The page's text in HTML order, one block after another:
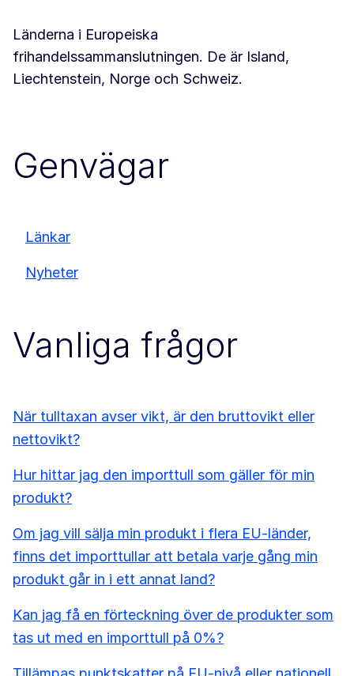
Länderna i Europeiska
frihandelssammanslutningen. De är Island,
Liechtenstein, Norge och Schweiz.
Genvägar
Länkar
Nyheter
Vanliga frågor
När tulltaxan avser vikt, är den bruttovikt eller
nettovikt?
Hur hittar jag den importtull som gäller för min
produkt?
Om jag vill sälja min produkt i flera EU-länder,
finns det importtullar att betala varje gång min
produkt går in i ett annat land?
Kan jag få en förteckning över de produkter som
tas ut med en importtull på 0%?